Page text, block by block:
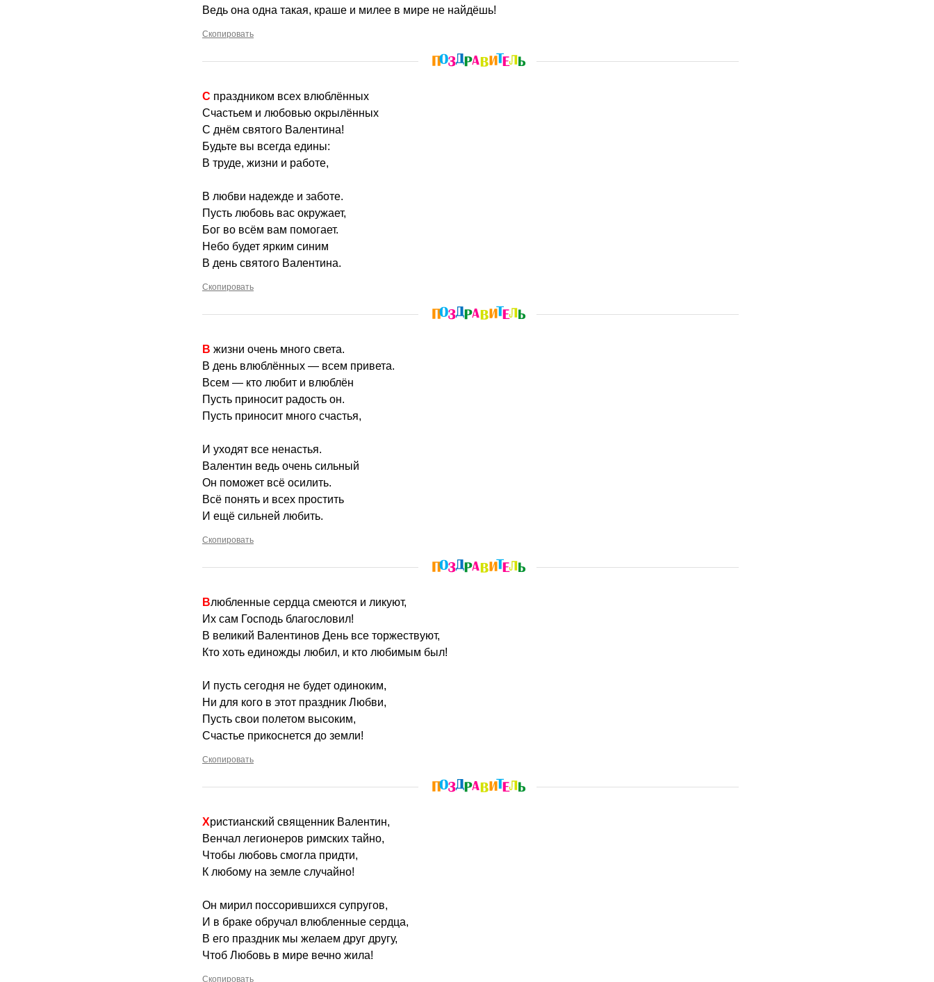
Ведь она одна такая, краше и милее в мире не найдёшь!
Скопировать
С праздником всех влюблённых
Счастьем и любовью окрылённых
С днём святого Валентина!
Будьте вы всегда едины:
В труде, жизни и работе,
В любви надежде и заботе.
Пусть любовь вас окружает,
Бог во всём вам помогает.
Небо будет ярким синим
В день святого Валентина.
Скопировать
В жизни очень много света.
В день влюблённых — всем привета.
Всем — кто любит и влюблён
Пусть приносит радость он.
Пусть приносит много счастья,
И уходят все ненастья.
Валентин ведь очень сильный
Он поможет всё осилить.
Всё понять и всех простить
И ещё сильней любить.
Скопировать
Влюбленные сердца смеются и ликуют,
Их сам Господь благословил!
В великий Валентинов День все торжествуют,
Кто хоть единожды любил, и кто любимым был!
И пусть сегодня не будет одиноким,
Ни для кого в этот праздник Любви,
Пусть свои полетом высоким,
Счастье прикоснется до земли!
Скопировать
Христианский священник Валентин,
Венчал легионеров римских тайно,
Чтобы любовь смогла придти,
К любому на земле случайно!
Он мирил поссорившихся супругов,
И в браке обручал влюбленные сердца,
В его праздник мы желаем друг другу,
Чтоб Любовь в мире вечно жила!
Скопировать